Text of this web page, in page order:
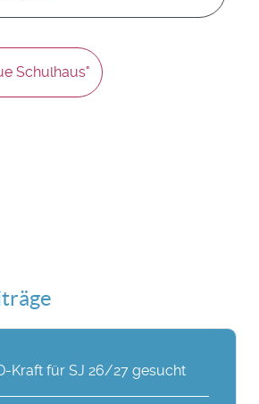
Schulhaus"
Kraft für SJ 26/27 gesucht